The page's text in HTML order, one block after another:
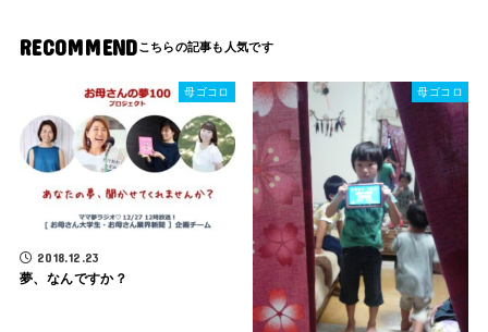
RECOMMEND
母ゴコロ
2018.12.23
夢、なんですか？
母ゴコロ